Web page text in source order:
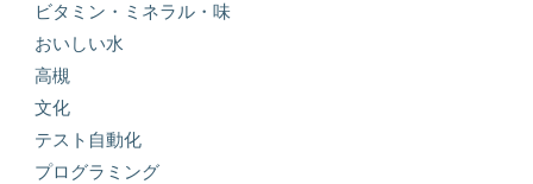
ビタミン・ミネラル・味
おいしい水
高槻
文化
テスト自動化
プログラミング